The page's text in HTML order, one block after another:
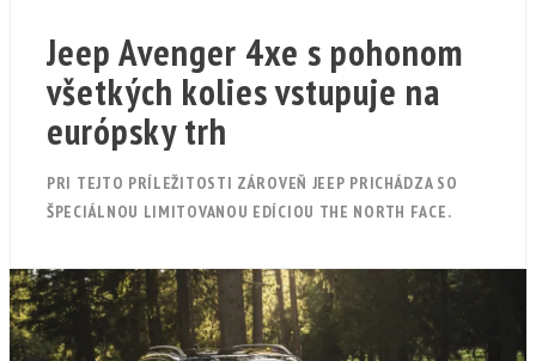
Jeep Avenger 4xe s pohonom
všetkých kolies vstupuje na
európsky trh
PRI TEJTO PRÍLEŽITOSTI ZÁROVEŇ JEEP PRICHÁDZA SO
ŠPECIÁLNOU LIMITOVANOU EDÍCIOU THE NORTH FACE.